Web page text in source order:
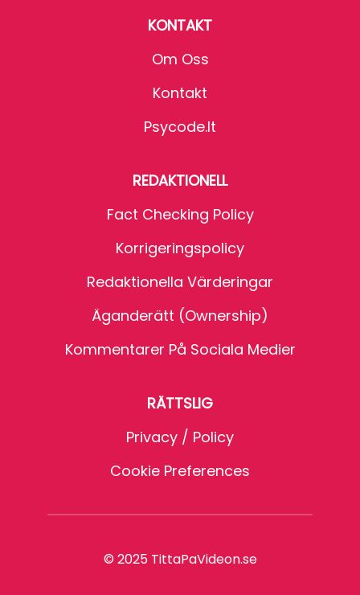
KONTAKT
Om Oss
Kontakt
Psycode.it
REDAKTIONELL
Fact Checking Policy
Korrigeringspolicy
Redaktionella Värderingar
Äganderätt (Ownership)
Kommentarer På Sociala Medier
RÄTTSLIG
Privacy / Policy
Cookie Preferences
© 2025 TittaPaVideon.se